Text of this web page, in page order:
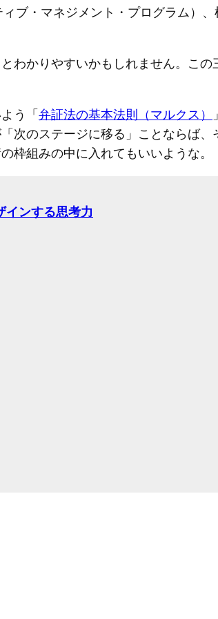
ブ・マネジメント・プログラム）
わかりやすいかもしれません。こ
う「 弁証法の基本法則（マルクス）
次のステージに移る」ことならば
枠組みの中に入れてもいいような。
インする思考力